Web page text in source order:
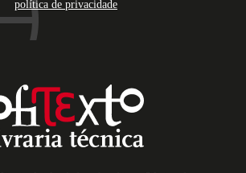
política de privacidade